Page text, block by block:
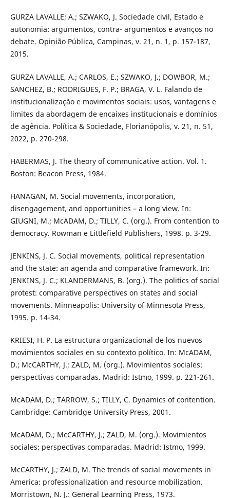
GURZA LAVALLE; A.; SZWAKO, J. Sociedade civil, Estado e
autonomia: argumentos, contra- argumentos e avanços no
debate. Opinião Pública, Campinas, v. 21, n. 1, p. 157-187,
2015.
GURZA LAVALLE, A.; CARLOS, E.; SZWAKO, J.; DOWBOR, M.;
SANCHEZ, B.; RODRIGUES, F. P.; BRAGA, V. L. Falando de
institucionalização e movimentos sociais: usos, vantagens e
limites da abordagem de encaixes institucionais e domínios
de agência. Política & Sociedade, Florianópolis, v. 21, n. 51,
2022, p. 270-298.
HABERMAS, J. The theory of communicative action. Vol. 1.
Boston: Beacon Press, 1984.
HANAGAN, M. Social movements, incorporation,
disengagement, and opportunities – a long view. In:
GIUGNI, M.; McADAM, D.; TILLY, C. (org.). From contention to
democracy. Rowman e Littlefield Publishers, 1998. p. 3-29.
JENKINS, J. C. Social movements, political representation
and the state: an agenda and comparative framework. In:
JENKINS, J. C.; KLANDERMANS, B. (org.). The politics of social
protest: comparative perspectives on states and social
movements. Minneapolis: University of Minnesota Press,
1995. p. 14-34.
KRIESI, H. P. La estructura organizacional de los nuevos
movimientos sociales en su contexto político. In: McADAM,
D.; McCARTHY, J.; ZALD, M. (org.). Movimientos sociales:
perspectivas comparadas. Madrid: Istmo, 1999. p. 221-261.
McADAM, D.; TARROW, S.; TILLY, C. Dynamics of contention.
Cambridge: Cambridge University Press, 2001.
McADAM, D.; McCARTHY, J.; ZALD, M. (org.). Movimientos
sociales: perspectivas comparadas. Madrid: Istmo, 1999.
McCARTHY, J.; ZALD, M. The trends of social movements in
America: professionalization and resource mobilization.
Morristown, N. J.: General Learning Press, 1973.